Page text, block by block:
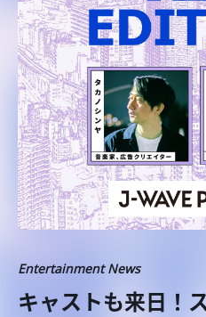
Entertainment News
キャストも来日！